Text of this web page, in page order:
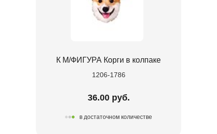
К М/ФИГУРА Корги в колпаке
1206-1786
36.00 руб.
в достаточном количестве